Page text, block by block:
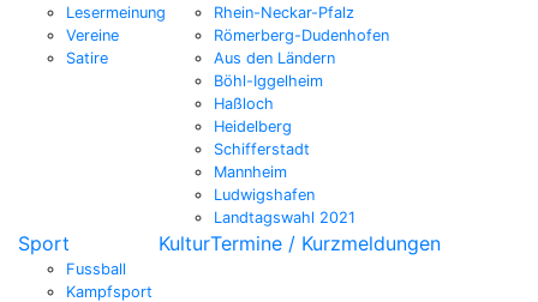
Lesermeinung
Vereine
Satire
Rhein-Neckar-Pfalz
Römerberg-Dudenhofen
Aus den Ländern
Böhl-Iggelheim
Haßloch
Heidelberg
Schifferstadt
Mannheim
Ludwigshafen
Landtagswahl 2021
Sport
Fussball
Kampfsport
KulturTermine / Kurzmeldungen